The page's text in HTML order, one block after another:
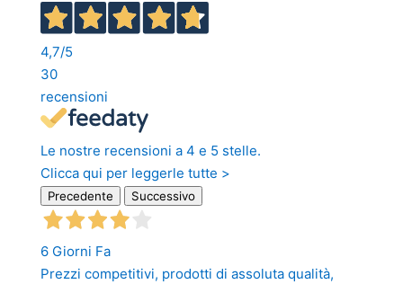
4,7/5
30
recensioni
Le nostre recensioni a 4 e 5 stelle.
Clicca qui per leggerle tutte >
Precedente Successivo
6 Giorni Fa
Prezzi competitivi, prodotti di assoluta qualità,